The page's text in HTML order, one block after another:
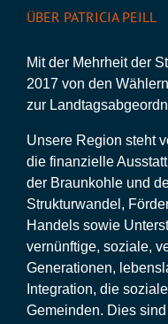
ÜBER PATRICIA PEILL
Mit der Mehrheit der
2017 von den
zur
Unsere Region steht
die finanzielle
der Braunkohle und
Strukturwandel,
Handels sowie
vernünftige, soziale,
Generationen,
Integration, die
Gemeinden. Dies